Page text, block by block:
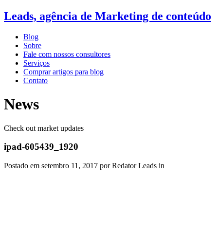
Leads, agência de Marketing de conteúdo
Blog
Sobre
Fale com nossos consultores
Serviços
Comprar artigos para blog
Contato
News
Check out market updates
ipad-605439_1920
Postado em setembro 11, 2017 por Redator Leads in